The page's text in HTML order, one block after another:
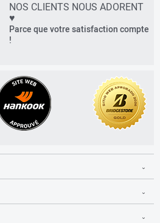
NOS CLIENTS NOUS ADORENT
♥
Parce que votre satisfaction compte
!